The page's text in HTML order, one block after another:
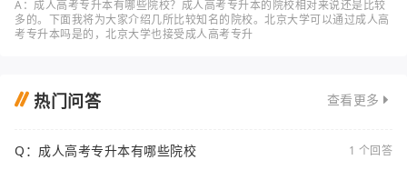
A：成人高考专升本有哪些院校？成人高考专升本的院校相对来说还是比较
多的。下面我将为大家介绍几所比较知名的院校。北京大学可以通过成人高
考专升本吗是的，北京大学也接受成人高考专升
热门问答 查看更多
Q：成人高考专升本有哪些院校
1 个回答